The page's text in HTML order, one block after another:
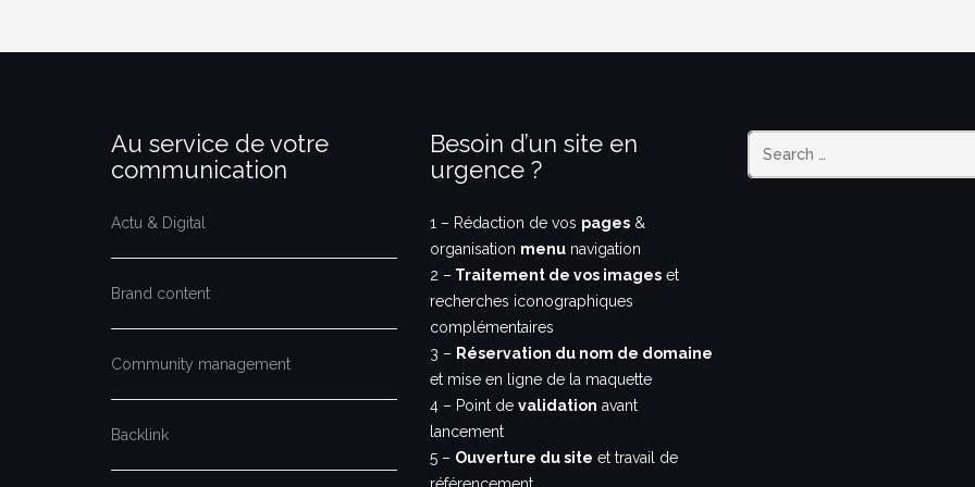
Au service de votre
communication
Actu & Digital
Brand content
Community management
Backlink
Besoin d’un site en
urgence ?
1 – Rédaction de vos pages&
organisation menunavigation
2 – Traitement de vos imageset
recherches iconographiques
complémentaires
3 – Réservation du nom de domaine
et mise en ligne de la maquette
4 – Point de validation avant
lancement
5 – Ouverture du site et travail de